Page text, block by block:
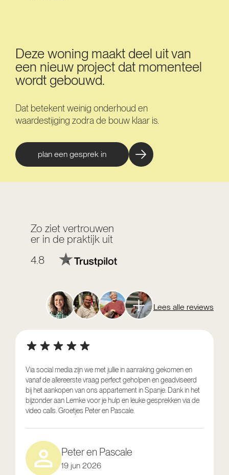
Deze woning maakt deel uit van
een nieuw project dat momenteel
wordt gebouwd.
Dat betekent weinig onderhoud en
waardestijging zodra de bouw klaar is.
plan een gesprek in
Zo ziet vertrouwen
er in de praktijk uit
4.8
Lees alle reviews
Via social media zijn we met jullie in aanraking gekomen en
vanaf de allereerste vraag perfect geholpen en geadviseerd
bij het aankopen van ons appartement in Spanje. Dank in het
bijzonder aan Lemke voor je hulp en leuke gesprekken via de
video calls. Groetjes Peter en Pascale.
Peter en Pascale
19 jun 2026